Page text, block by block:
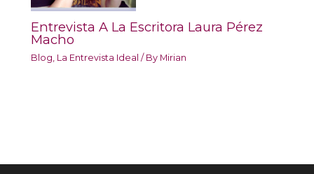
Entrevista A La Escritora Laura Pérez
Macho
Blog La Entrevista Ideal / By Mirian